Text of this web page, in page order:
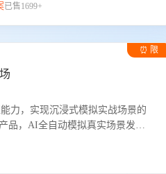
已售1699+
⏰ 限
力，实现沉浸式模拟实战场景的
品，AI全自动模拟真实场景发生
能力。